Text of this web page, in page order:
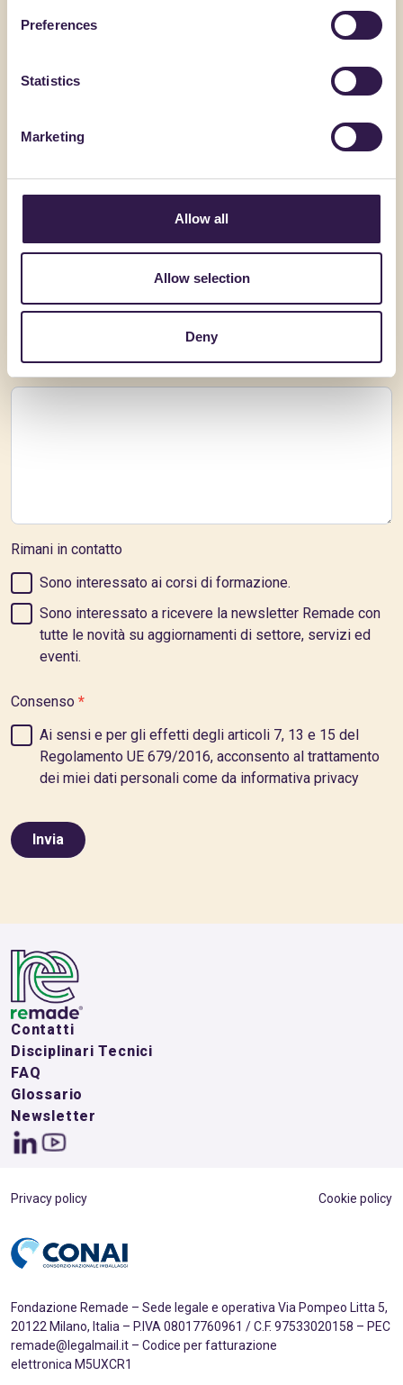
Preferences
Statistics
Marketing
Allow all
Allow selection
Deny
Page
Email*
Messaggio
Rimani in contatto
Sono interessato ai corsi di formazione.
Sono interessato a ricevere la newsletter Remade con
tutte le novità su aggiornamenti di settore, servizi ed
eventi.
Consenso *
Ai sensi e per gli effetti degli articoli 7, 13 e 15 del
Regolamento UE 679/2016, acconsento al trattamento
dei miei dati personali come da informativa privacy
Invia
Contatti
Disciplinari Tecnici
FAQ
Glossario
Newsletter
Privacy policy Cookie policy
Fondazione Remade – Sede legale e operativa Via Pompeo Litta 5,
20122 Milano, Italia – P.IVA 08017760961 / C.F. 97533020158 – PEC
remade@legalmail.it – Codice per fatturazione
elettronica M5UXCR1